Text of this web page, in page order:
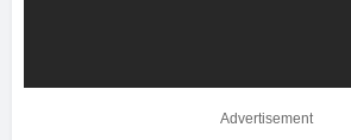
Advertisement